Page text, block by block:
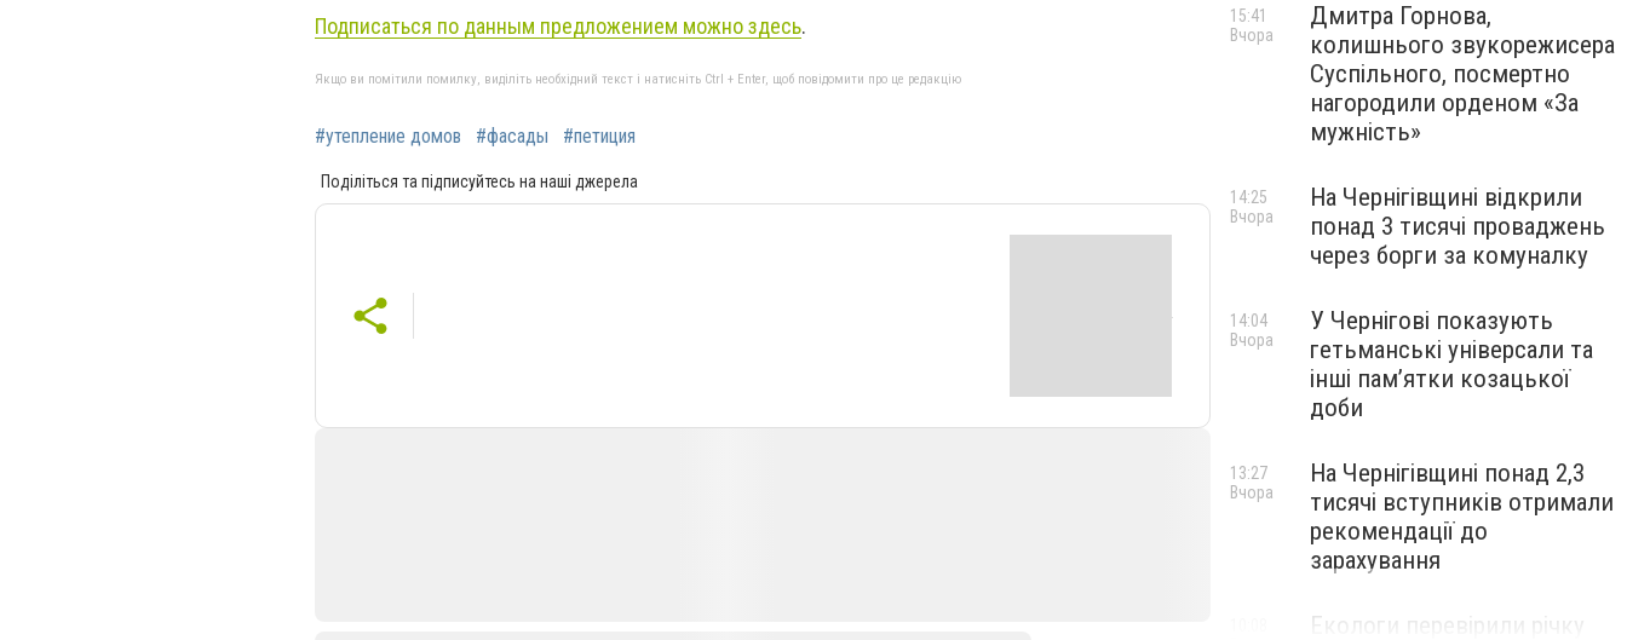
Подписаться по данным предложением можно здесь.
Якщо ви помітили помилку, виділіть необхідний текст і натисніть Ctrl + Enter, щоб повідомити про це редакцію
#утепление домов #фасады #петиция
Поділіться та підписуйтесь на наші джерела
Дмитра Горнова,
колишнього звукорежисера
Суспільного, посмертно
нагородили орденом «За
мужність»
15:41
Вчора
На Чернігівщині відкрили
понад 3 тисячі проваджень
через борги за комуналку
14:25
Вчора
У Чернігові показують
гетьманські універсали та
інші пам’ятки козацької
доби
14:04
Вчора
На Чернігівщині понад 2,3
тисячі вступників отримали
рекомендації до
зарахування
13:27
Вчора
Екологи перевірили річку